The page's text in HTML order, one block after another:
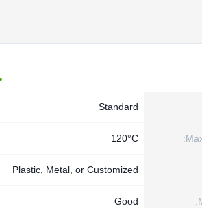
Standard
120°C
Plastic, Metal, or Customized
Good